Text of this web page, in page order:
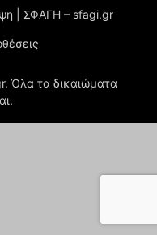
| ΣΦΑΓΗ – sfagi.gr
Όλα τα δικαιώματα